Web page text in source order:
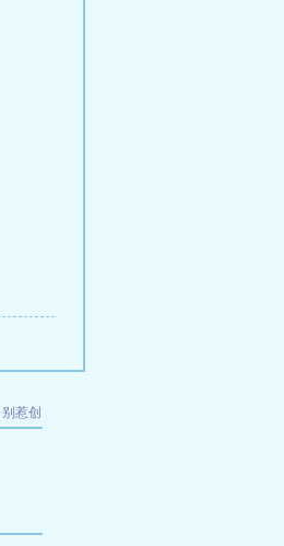
别惹创